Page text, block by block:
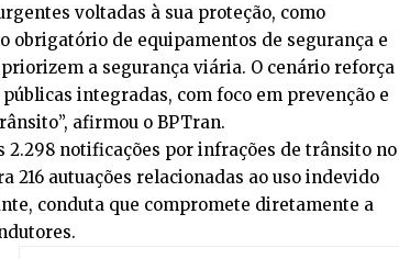
voltadas à sua proteção, como
obrigatório de equipamentos de segurança e
a segurança viária. O cenário reforça
integradas, com foco em prevenção e
afirmou o BPTran.
2.298 notificações por infrações de trânsito no
216 autuações relacionadas ao uso indevido
conduta que compromete diretamente a